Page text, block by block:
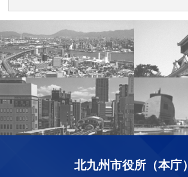
北九州市役所（本庁）